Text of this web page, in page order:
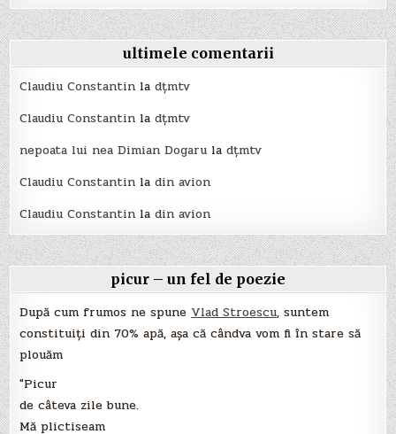
ultimele comentarii
Claudiu Constantin ladțmtv
Claudiu Constantin ladțmtv
nepoata lui nea Dimian Dogaru ladțmtv
Claudiu Constantin ladin avion
Claudiu Constantin ladin avion
picur – un fel de poezie
După cum frumos ne spune Vlad Stroescu, suntem
constituiți din 70% apă, așa că cândva vom fi în stare să
plouăm
"Picur
de câteva zile bune.
Mă plictiseam